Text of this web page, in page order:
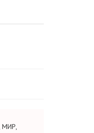
МИР,